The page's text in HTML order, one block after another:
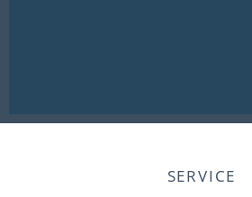
SERVICE